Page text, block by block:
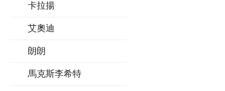
卡拉揚
艾奧迪
朗朗
馬克斯李希特